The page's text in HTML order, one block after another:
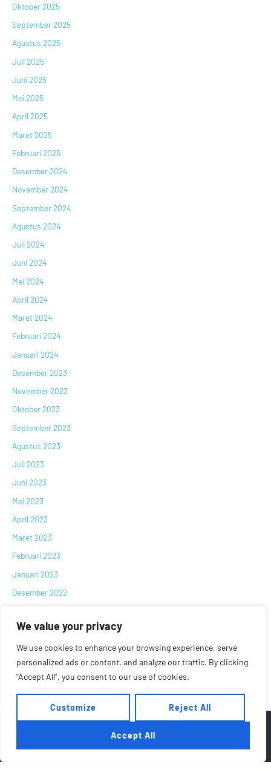
We value your privacy
We use cookies to enhance your browsing experience, serve
personalized ads or content, and analyze our traffic. By clicking
"Accept All", you consent to our use of cookies.
Customize Reject All
Accept All
Oktober 2025
September 2025
Agustus 2025
Juli 2025
Juni 2025
Mei 2025
April 2025
Maret 2025
Februari 2025
Desember 2024
November 2024
September 2024
Agustus 2024
Juli 2024
Juni 2024
Mei 2024
April 2024
Maret 2024
Februari 2024
Januari 2024
Desember 2023
November 2023
Oktober 2023
September 2023
Agustus 2023
Juli 2023
Juni 2023
Mei 2023
April 2023
Maret 2023
Februari 2023
Januari 2023
Desember 2022
Oktober 2022
September 2022
Agustus 2022
Juni 2022
© 2022 PT Maharaksa Biru Energi Tbk. All right reserved.